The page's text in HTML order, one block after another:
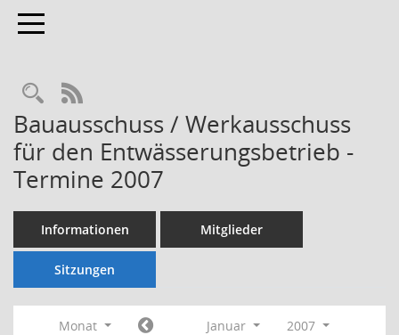
Toggle navigation
Rechercheauswahl
RSS-Feed
Bauausschuss / Werkausschuss
für den Entwässerungsbetrieb -
Termine 2007
Informationen Mitglieder
Sitzungen
Monat Januar
2007